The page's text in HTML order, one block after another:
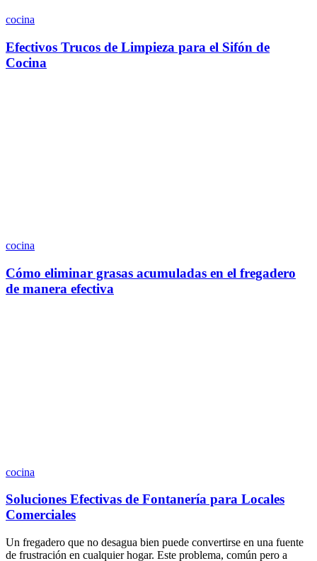
cocina
Efectivos Trucos de Limpieza para el Sifón de
Cocina
cocina
Cómo eliminar grasas acumuladas en el fregadero
de manera efectiva
cocina
Soluciones Efectivas de Fontanería para Locales
Comerciales
Un fregadero que no desagua bien puede convertirse en una fuente
de frustración en cualquier hogar. Este problema, común pero a